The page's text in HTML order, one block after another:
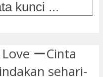
ーCinta
sehari-